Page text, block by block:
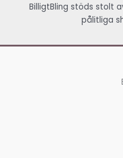
BilligtBling stöds stolt
pålitliga